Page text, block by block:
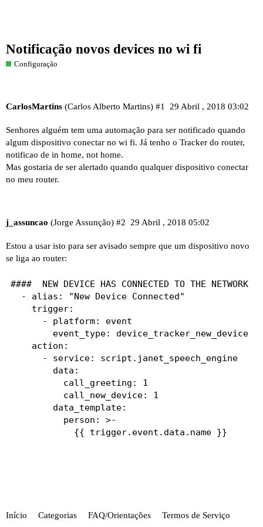
Notificação novos devices no wi fi
Configuração
CarlosMartins (Carlos Alberto Martins) 29 Abril , 2018 03:02
#1
Senhores alguém tem uma automação para ser notificado quando
algum dispositivo conectar no wi fi. Já tenho o Tracker do router,
notificao de in home, not home.
Mas gostaria de ser alertado quando qualquer dispositivo conectar
no meu router.
j_assuncao (Jorge Assunção) 29 Abril , 2018 05:02
#2
Estou a usar isto para ser avisado sempre que um dispositivo novo
se liga ao router:
####  NEW DEVICE HAS CONNECTED TO THE NETWORK
  - alias: "New Device Connected"
    trigger:
      - platform: event
        event_type: device_tracker_new_device
    action:
      - service: script.janet_speech_engine
        data:
          call_greeting: 1
          call_new_device: 1
        data_template:
          person: >-
            {{ trigger.event.data.name }}
Início Categorias FAQ/Orientações Termos de Serviço